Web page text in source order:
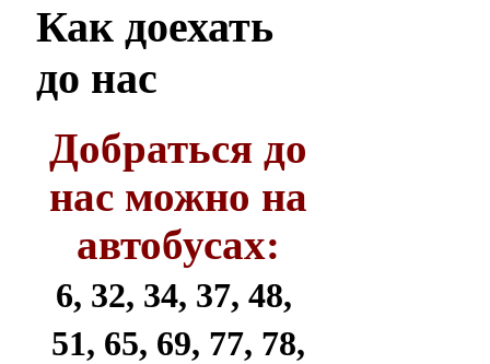
Как доехать
до нас
Добраться до
нас можно на
автобусах:
6, 32, 34, 37, 48,
51, 65, 69, 77, 78,